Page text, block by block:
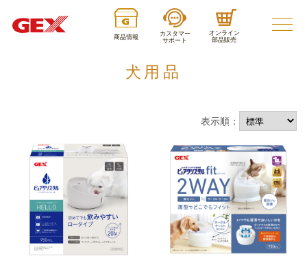
商品情報
カスタマー
サポート
オンライン
部品販売
犬用品
表示順：